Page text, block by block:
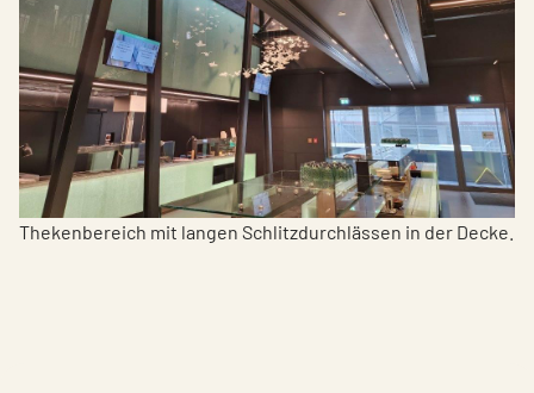
Thekenbereich mit langen Schlitzdurchlässen in der Decke.